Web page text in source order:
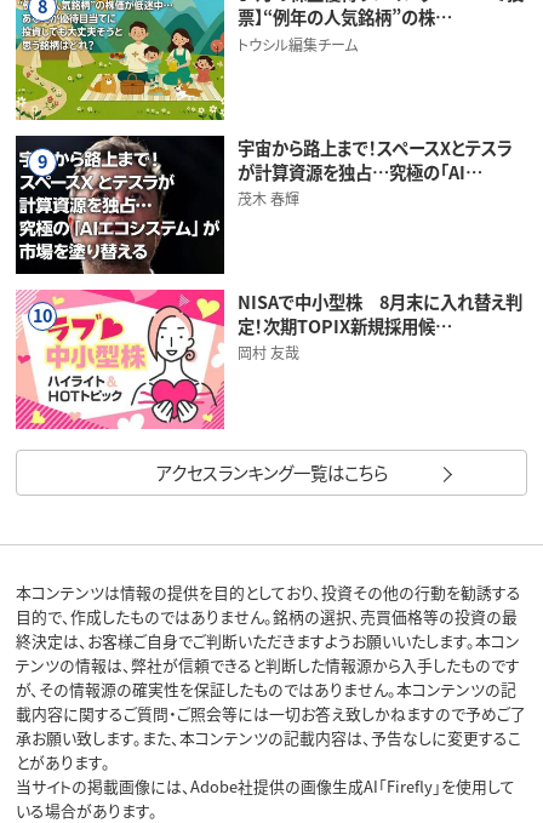
8
票】“例年の人気銘柄”の株…
トウシル編集チーム
9
宇宙から路上まで！スペースXとテスラ
が計算資源を独占…究極の「AI…
茂木 春輝
10
NISAで中小型株 8月末に入れ替え判
定！次期TOPIX新規採用候…
岡村 友哉
アクセスランキング一覧はこちら
本コンテンツは情報の提供を目的としており、投資その他の行動を勧誘する
目的で、作成したものではありません。銘柄の選択、売買価格等の投資の最
終決定は、お客様ご自身でご判断いただきますようお願いいたします。本コン
テンツの情報は、弊社が信頼できると判断した情報源から入手したものです
が、その情報源の確実性を保証したものではありません。本コンテンツの記
載内容に関するご質問・ご照会等には一切お答え致しかねますので予めご了
承お願い致します。また、本コンテンツの記載内容は、予告なしに変更するこ
とがあります。
当サイトの掲載画像には、Adobe社提供の画像生成AI「Firefly」を使用して
いる場合があります。